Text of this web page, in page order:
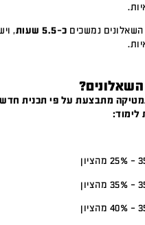
השאלונים נמשכים כ-5.5 שעות
,
מתבצעת על פי תכנית
לימוד: